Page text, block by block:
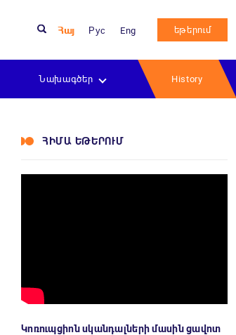
Հայ Рус Eng եթերում
Նախագծեր History
ՀԻՄԱ ԵԹԵՐՈՒՄ
Կոռուպցիոն սկանդալների մասին ցավոտ